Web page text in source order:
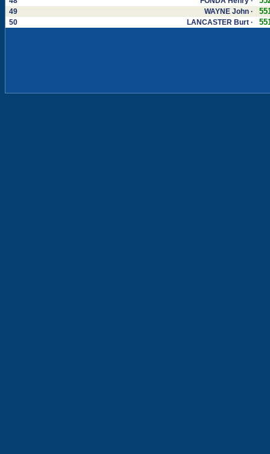
49 WAYNE John ·
50 LANCASTER Burt ·